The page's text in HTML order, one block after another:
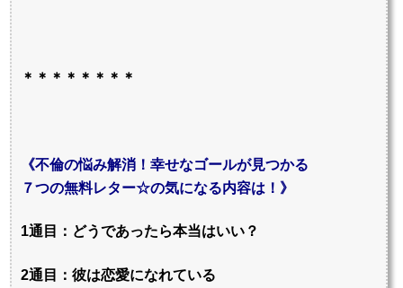
＊＊＊＊＊＊＊＊
《不倫の悩み解消！幸せなゴールが見つかる
７つの無料レター☆の気になる内容は！》
1通目：どうであったら本当はいい？
2通目：彼は恋愛になれている